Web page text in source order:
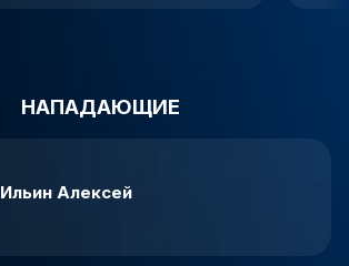
НАПАДАЮЩИЕ
Ильин Алексей